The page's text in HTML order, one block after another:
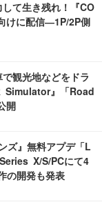
て生き残れ！『CO
けに配信―1P/2P側
観光地などをドラ
Simulator』「Road
開
ズ』無料アプデ「L
X/S/PCにて4
の開発も発表